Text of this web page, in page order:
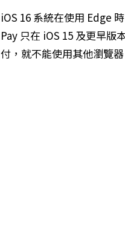
iOS 16 系統在使用 Edge
Pay 只在 iOS 15 及更早版
付，就不能使用其他瀏覽器